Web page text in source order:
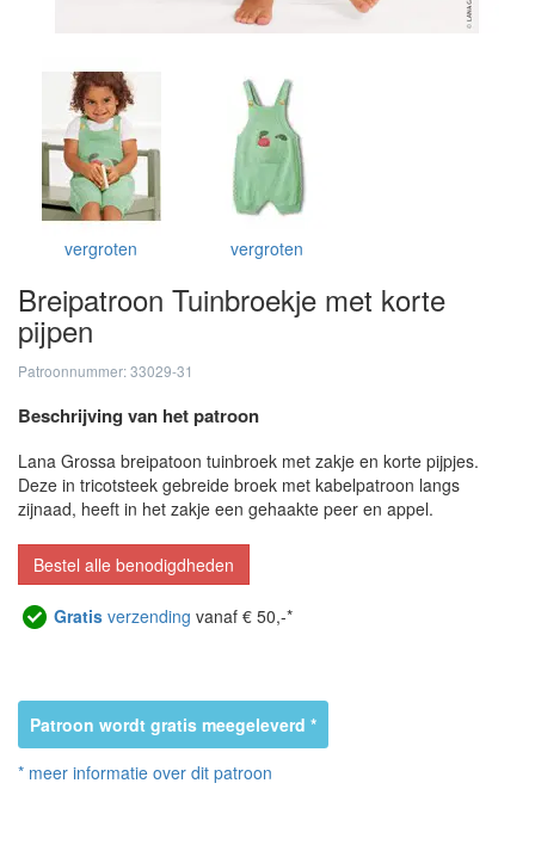
vergroten vergroten
Breipatroon Tuinbroekje met korte
pijpen
Patroonnummer: 33029-31
Beschrijving van het patroon
Lana Grossa breipatoon tuinbroek met zakje en korte pijpjes.
Deze in tricotsteek gebreide broek met kabelpatroon langs
zijnaad, heeft in het zakje een gehaakte peer en appel.
Bestel alle benodigdheden
Gratis verzending vanaf € 50,-*
Patroon wordt gratis meegeleverd *
* meer informatie over dit patroon